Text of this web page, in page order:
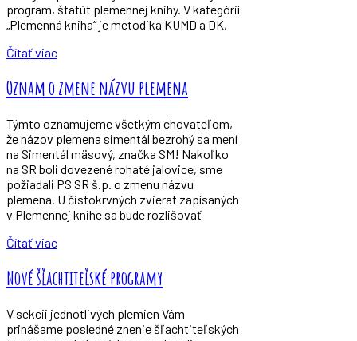
program, štatút plemennej knihy. V kategórií
„Plemenná kniha“ je metodika KUMD a DK,
Čítať viac
Oznam o zmene názvu plemena
Týmto oznamujeme všetkým chovateľom,
že názov plemena simentál bezrohý sa mení
na Simentál mäsový, značka SM! Nakoľko
na SR boli dovezené rohaté jalovice, sme
požiadali PS SR š.p. o zmenu názvu
plemena. U čistokrvných zvierat zapísaných
v Plemennej knihe sa bude rozlišovať
Čítať viac
Nové šľachtiteľské programy
V sekcii jednotlivých plemien Vám
prinášame posledné znenie šľachtiteľských